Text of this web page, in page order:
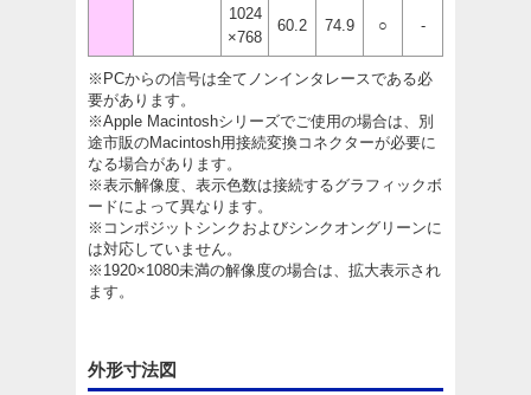
1024
×768
60.2 74.9 ○ -
※PCからの信号は全てノンインタレースである必
要があります。
※Apple Macintoshシリーズでご使用の場合は、別
途市販のMacintosh用接続変換コネクターが必要に
なる場合があります。
※表示解像度、表示色数は接続するグラフィックボ
ードによって異なります。
※コンポジットシンクおよびシンクオングリーンに
は対応していません。
※1920×1080未満の解像度の場合は、拡大表示され
ます。
外形寸法図